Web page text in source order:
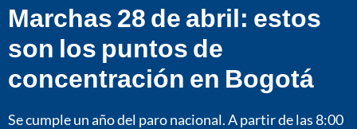
Marchas 28 de abril: estos
son los puntos de
concentración en Bogotá
Se cumple un año del paro nacional. A partir de las 8:00